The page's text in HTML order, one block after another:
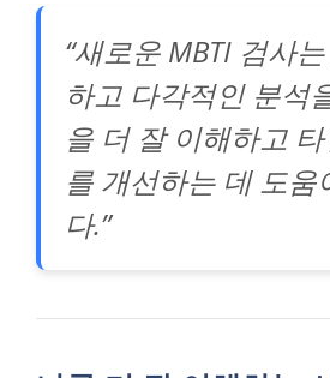
“새로운 MBTI 검사
하고 다각적인 분석
을 더 잘 이해하고
를 개선하는 데 도움
다.”